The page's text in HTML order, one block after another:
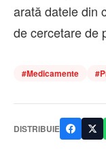
arată datele din
de cercetare de
#Medicamente #
DISTRIBUIE